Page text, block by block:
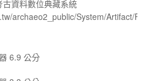
資料數位典藏系統
archaeo2_public/System/Artifact/
6.9 公分